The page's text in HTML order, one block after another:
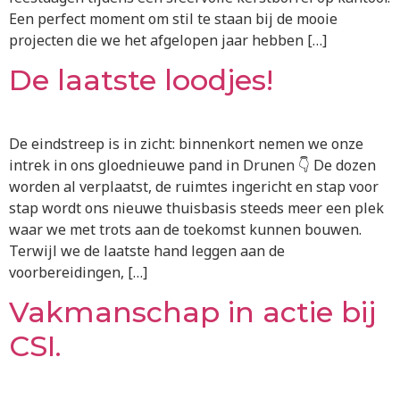
Een perfect moment om stil te staan bij de mooie
projecten die we het afgelopen jaar hebben […]
De laatste loodjes!
De eindstreep is in zicht: binnenkort nemen we onze
intrek in ons gloednieuwe pand in Drunen 👇 De dozen
worden al verplaatst, de ruimtes ingericht en stap voor
stap wordt ons nieuwe thuisbasis steeds meer een plek
waar we met trots aan de toekomst kunnen bouwen.
Terwijl we de laatste hand leggen aan de
voorbereidingen, […]
Vakmanschap in actie bij
CSI.